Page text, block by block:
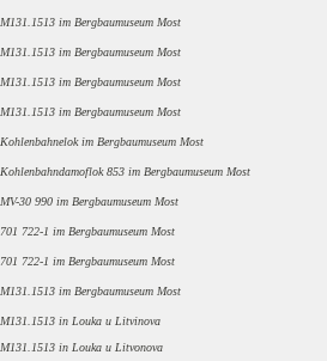
M131.1513 im Bergbaumuseum Most
M131.1513 im Bergbaumuseum Most
M131.1513 im Bergbaumuseum Most
M131.1513 im Bergbaumuseum Most
Kohlenbahnelok im Bergbaumuseum Most
Kohlenbahndamoflok 853 im Bergbaumuseum Most
MV-30 990 im Bergbaumuseum Most
701 722-1 im Bergbaumuseum Most
701 722-1 im Bergbaumuseum Most
M131.1513 im Bergbaumuseum Most
M131.1513 in Louka u Litvinova
M131.1513 in Louka u Litvonova